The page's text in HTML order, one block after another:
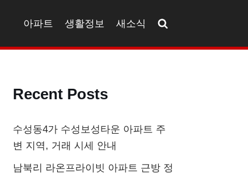
아파트 생활정보 새소식
Recent Posts
수성동4가 수성보성타운 아파트 주
변 지역, 거래 시세 안내
남북리 라온프라이빗 아파트 근방 정